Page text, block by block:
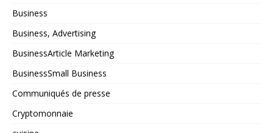
Business
Business, Advertising
BusinessArticle Marketing
BusinessSmall Business
Communiqués de presse
Cryptomonnaie